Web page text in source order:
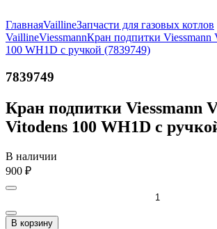
ГлавнаяVaillineЗапчасти для газовых котлов
VaillineViessmannКран подпитки Viessmann
100 WH1D с ручкой (7839749)
7839749
Кран подпитки Viessmann
Vitodens 100 WH1D с
В наличии
900 ₽
В корзину